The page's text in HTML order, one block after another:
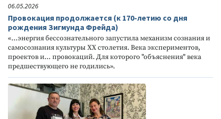
06.05.2026
Провокация продолжается (к 170-летию со дня
рождения Зигмунда Фрейда)
«…энергия бессознательного запустила механизм сознания и
самосознания культуры XX столетия. Века экспериментов,
проектов и… провокаций. Для которого "объяснения" века
предшествующего не годились».